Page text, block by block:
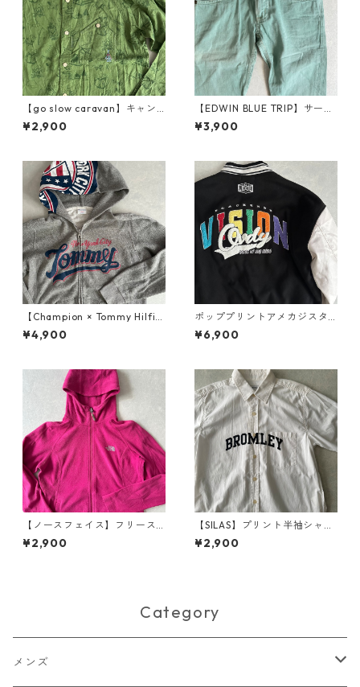
【go slow caravan】キャン
プ柄ロゴ刺繍長袖シャツ 総柄
3 古着 メンズ
¥2,900
【EDWIN BLUE TRIP】サーフ
テイストベルボトムデニムパ
ンツ グリーン 30 古着 メンズ
¥3,900
【Champion × Tommy Hilfig
er】リバースウィーブロゴプ
リント裏毛スウェットジップ
¥4,900
ポッププリントアメカジスタ
ジャン ブラック M 古着 メン
ズ
¥6,900
【ノースフェイス】フリース
ジップアップパーカー ピンク
S 古着 レディース
¥2,900
【SILAS】プリント半袖シャツ
ホワイト M 古着 メンズ
¥2,900
Category
メンズ